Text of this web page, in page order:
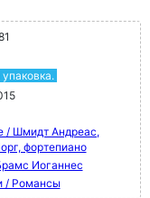
/ Шмидт Андреас,
фортепиано
Иоганнес
/ Романсы